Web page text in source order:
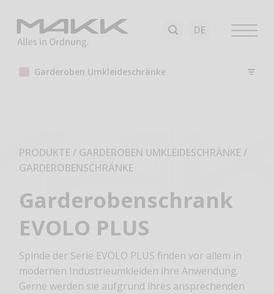
Garderoben Umkleideschränke
PRODUKTE / GARDEROBEN UMKLEIDESCHRÄNKE /
GARDEROBENSCHRÄNKE
Garderobenschrank
EVOLO PLUS
Spinde der Serie EVOLO PLUS finden vor allem in
modernen Industrieumkleiden ihre Anwendung.
Gerne werden sie aufgrund ihres ansprechenden